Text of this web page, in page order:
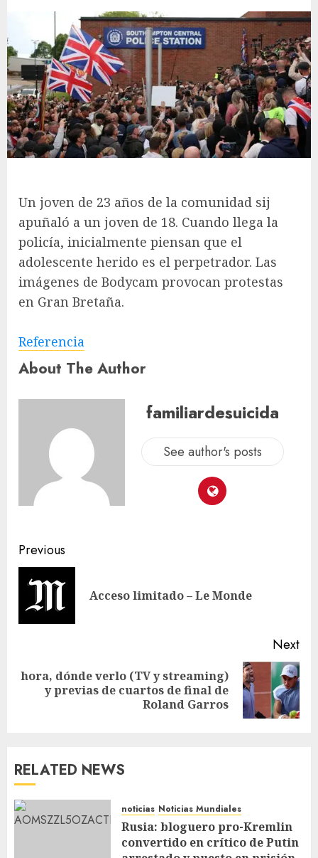
Un joven de 23 años de la comunidad sij
apuñaló a un joven de 18. Cuando llega la
policía, inicialmente piensan que el
adolescente herido es el perpetrador. Las
imágenes de Bodycam provocan protestas
en Gran Bretaña.
Referencia
About The Author
familiardesuicida
See author's posts
Previous
Acceso limitado – Le Monde
Next
hora, dónde verlo (TV y streaming)
y previas de cuartos de final de
Roland Garros
RELATED NEWS
noticias Noticias Mundiales
Rusia: bloguero pro-Kremlin
convertido en crítico de Putin